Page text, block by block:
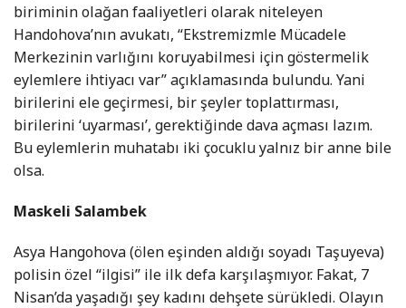
biriminin olağan faaliyetleri olarak niteleyen
Handohova’nın avukatı, “Ekstremizmle Mücadele
Merkezinin varlığını koruyabilmesi için göstermelik
eylemlere ihtiyacı var” açıklamasında bulundu. Yani
birilerini ele geçirmesi, bir şeyler toplattırması,
birilerini ‘uyarması’, gerektiğinde dava açması lazım.
Bu eylemlerin muhatabı iki çocuklu yalnız bir anne bile
olsa.
Maskeli Salambek
Asya Hangohova (ölen eşinden aldığı soyadı Taşuyeva)
polisin özel “ilgisi” ile ilk defa karşılaşmıyor. Fakat, 7
Nisan’da yaşadığı şey kadını dehşete sürükledi. Olayın